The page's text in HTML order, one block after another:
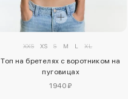
XXS XS S M L XL
Топ на бретелях с воротником на
пуговицах
1940 ₽